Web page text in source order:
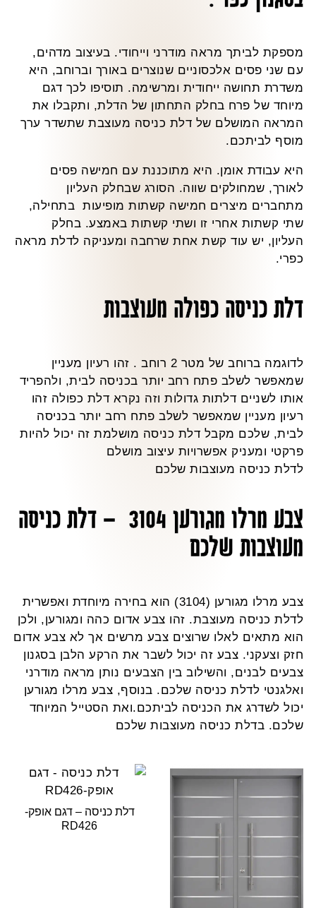
מספקת לביתך מראה מודרני וייחודי. בעיצוב מדהים,
עם שני פסים אלכסוניים שנוצרים באורך וברוחב, היא
משדרת תחושה ייחודית ומרשימה. תוסיפו לכך דגם
מיוחד של פרח בחלק התחתון של הדלת, ותקבלו את
המראה המושלם של דלת כניסה מעוצבת שתשדר ערך
מוסף לביתכם.
היא עבודת אומן. היא מתוכננת עם חמישה פסים
לאורך, שמחולקים שווה. הסורג שבחלק העליון
מתחברים מיצרים חמישה קשתות מופיעות בתחילה,
שתי קשתות אחרי זו ושתי קשתות באמצע. בחלק
העליון, יש עוד קשת אחת שרחבה ומעניקה לדלת מראה
כפרי.
דלת כניסה כפולה מעוצבות
לדוגמה ברוחב של מטר 2 רוחב . זהו רעיון מעניין
שמאפשר לשלב פתח רחב יותר בכניסה לבית, ולהפריד
אותו לשניים דלתות גדולות וזה נקרא דלת כפולה זהו
רעיון מעניין שמאפשר לשלב פתח רחב יותר בכניסה
לבית, שלכם מקבל דלת כניסה מושלמת זה יכול להיות
פרקטי ומעניק אפשרויות עיצוב מושלם
לדלת כניסה מעוצבות שלכם
צבע מרלו מגורען 3104 – דלת כניסה
מעוצבות שלכם
צבע מרלו מגורען (3104) הוא בחירה מיוחדת ואפשרית
לדלת כניסה מעוצבת. זהו צבע אדום כהה ומגורען, ולכן
הוא מתאים לאלו שרוצים צבע מרשים אך לא צבע אדום
חזק וצעקני. צבע זה יכול לשבר את הרקע הלבן בסגנון
צבעים לבנים, והשילוב בין הצבעים נותן מראה מודרני
ואלגנטי לדלת כניסה שלכם. בנוסף, צבע מרלו מגורען
יכול לשדרג את הכניסה לביתכם.ואת הסטייל המיוחד
שלכם. בדלת כניסה מעוצבות שלכם
דלת כניסה – דגם אופק-
RD426